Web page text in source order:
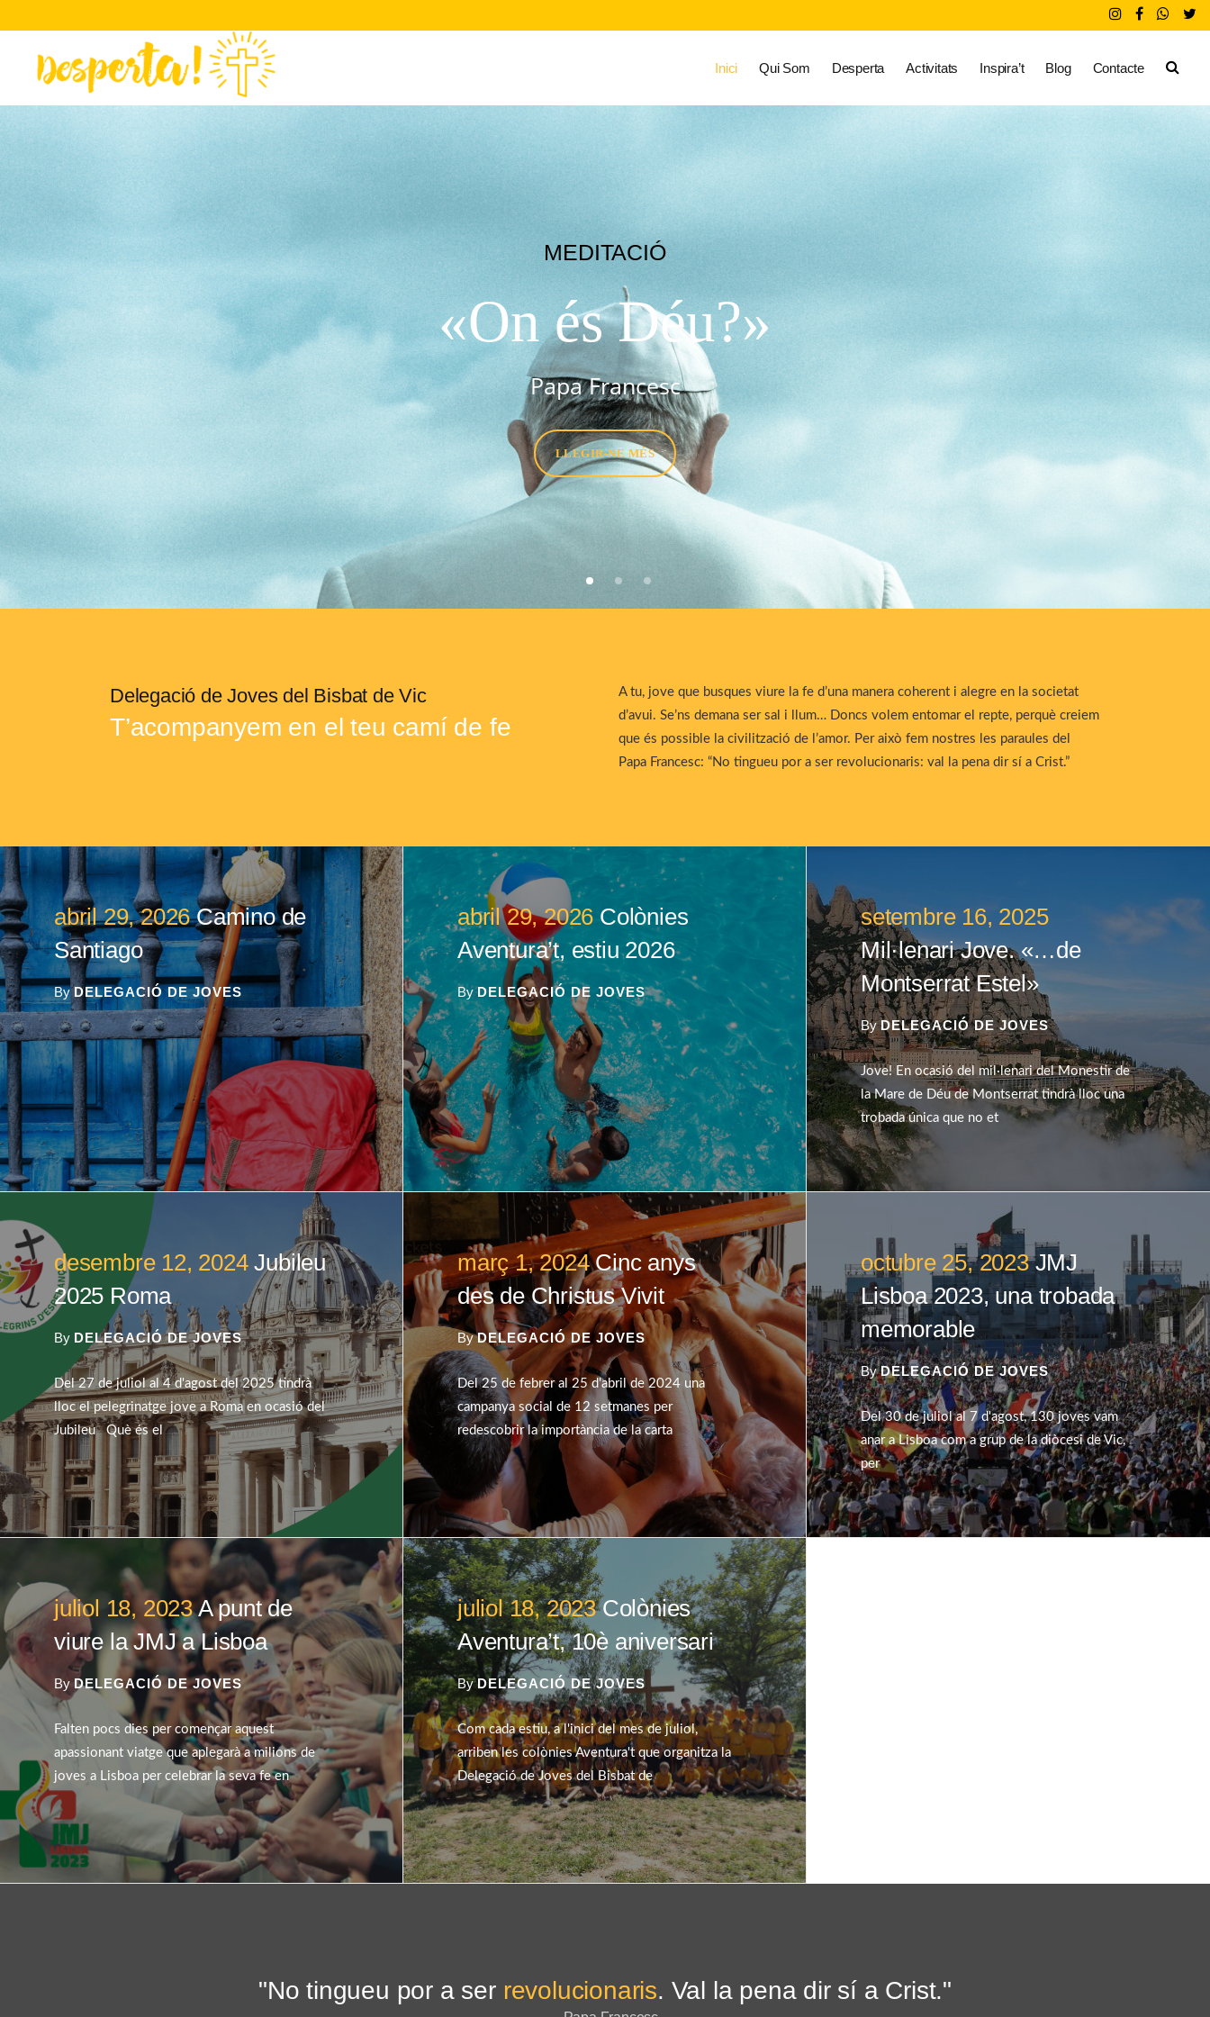
Inici Qui Som Desperta Activitats Inspira’t Blog Contacte
MEDITACIÓ
«On és Déu?»
Papa Francesc
LLEGIR-NE MÉS
Delegació de Joves del Bisbat de Vic
T’acompanyem en el teu camí de fe
A tu, jove que busques viure la fe d’una manera coherent i alegre en la societat
d’avui. Se’ns demana ser sal i llum… Doncs volem entomar el repte, perquè creiem
que és possible la civilització de l’amor. Per això fem nostres les paraules del
Papa Francesc: “No tingueu por a ser revolucionaris: val la pena dir sí a Crist.”
abril 29, 2026 Camino de
Santiago
By DELEGACIÓ DE JOVES
abril 29, 2026 Colònies
Aventura’t, estiu 2026
By DELEGACIÓ DE JOVES
setembre 16, 2025
Mil·lenari Jove. «…de
Montserrat Estel»
By DELEGACIÓ DE JOVES
Jove! En ocasió del mil·lenari del Monestir de
la Mare de Déu de Montserrat tindrà lloc una
trobada única que no et
desembre 12, 2024 Jubileu
2025 Roma
By DELEGACIÓ DE JOVES
Del 27 de juliol al 4 d'agost del 2025 tindrà
lloc el pelegrinatge jove a Roma en ocasió del
Jubileu Què és el
març 1, 2024 Cinc anys
des de Christus Vivit
By DELEGACIÓ DE JOVES
Del 25 de febrer al 25 d'abril de 2024 una
campanya social de 12 setmanes per
redescobrir la importància de la carta
octubre 25, 2023 JMJ
Lisboa 2023, una trobada
memorable
By DELEGACIÓ DE JOVES
Del 30 de juliol al 7 d'agost, 130 joves vam
anar a Lisboa com a grup de la diòcesi de Vic,
per
juliol 18, 2023A punt de
viure la JMJ a Lisboa
By DELEGACIÓ DE JOVES
Falten pocs dies per començar aquest
apassionant viatge que aplegarà a milions de
joves a Lisboa per celebrar la seva fe en
juliol 18, 2023 Colònies
Aventura’t, 10è aniversari
By DELEGACIÓ DE JOVES
Com cada estiu, a l'inici del mes de juliol,
arriben les colònies Aventura't que organitza la
Delegació de Joves del Bisbat de
"No tingueu por a ser revolucionaris. Val la pena dir sí a Crist."